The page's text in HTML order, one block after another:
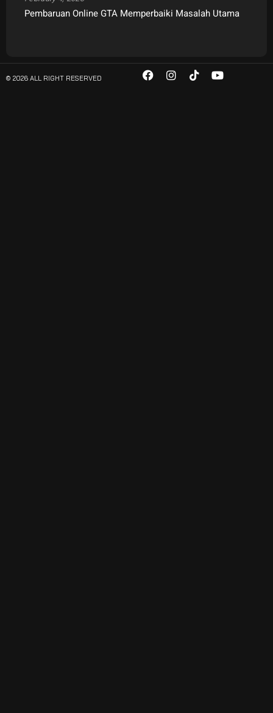
Pembaruan Online GTA Memperbaiki Masalah Utama
© 2026 ALL RIGHT RESERVED